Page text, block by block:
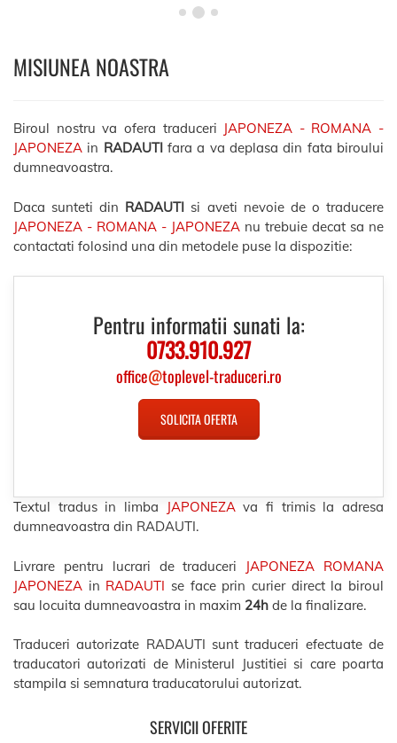
MISIUNEA NOASTRA
Biroul nostru va ofera traduceri JAPONEZA - ROMANA -
JAPONEZA in RADAUTIfara a va deplasa din fata biroului
dumneavoastra.
Daca sunteti din RADAUTI si aveti nevoie de o traducere
JAPONEZA - ROMANA - JAPONEZA nu trebuie decat sa ne
contactati folosind una din metodele puse la dispozitie:
Pentru informatii sunati la:
0733.910.927
office@toplevel-traduceri.ro
SOLICITA OFERTA
Textul tradus in limba JAPONEZAva fi trimis la adresa
dumneavoastra din RADAUTI.
Livrare pentru lucrari de traduceri JAPONEZA ROMANA
JAPONEZA in RADAUTI se face prin curier direct la biroul
sau locuita dumneavoastra in maxim 24h de la finalizare.
Traduceri autorizate RADAUTI sunt traduceri efectuate de
traducatori autorizati de Ministerul Justitiei si care poarta
stampila si semnatura traducatorului autorizat.
SERVICII OFERITE